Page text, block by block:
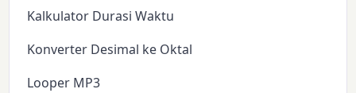
Kalkulator Durasi Waktu
Konverter Desimal ke Oktal
Looper MP3